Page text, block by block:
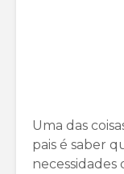
Uma das
pais é saber
necessidades